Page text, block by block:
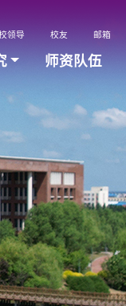
领导 校友 邮箱
师资队伍